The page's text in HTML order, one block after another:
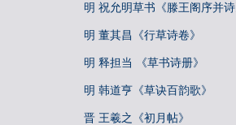
明 祝允明草书《滕王阁序并
明 董其昌《行草诗卷》
明 释担当 《草书诗册》
明 韩道亨《草诀百韵歌》
晋 王羲之《初月帖》